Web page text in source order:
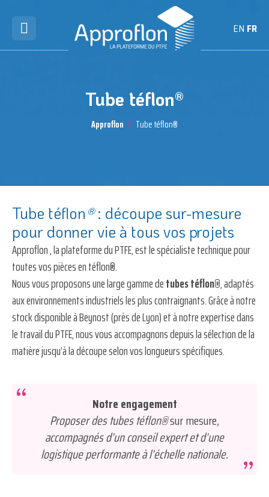
EN FR
Tube téflon®
Approflon Tube téflon®
Tube téflon®: découpe sur-mesure
pour donner vie à tous vos projets
Approflon, la plateforme du PTFE, est le spécialiste technique pour
toutes vos pièces en téflon®.
Nous vous proposons une large gamme detubes téflon®, adaptés
aux environnements industriels les plus contraignants. Grâce à notre
stock disponible à Beynost (près de Lyon) et à notre expertise dans
le travail du PTFE, nous vous accompagnons depuis la sélection de la
matière jusqu’à la découpe selon vos longueurs spécifiques.
Notre engagement
Proposer des tubes téflon®sur mesure,
accompagnés d’un conseil expert et d’une
logistique performante à l’échelle nationale.